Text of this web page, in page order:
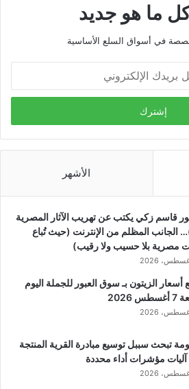
ما هو جديد
في أسواق السلع الأساسية
الأشهر
قاسم زكي يكتب عن تهريب الآثار المصرية
الجانب المظلم من الإنترنت (حيث تُباع
مصرية بلا حسيب ولا رقيب)
أسعار الزيتون بـ سوق العبور للجملة اليوم
2026
تبحث سببل توسيع مبادرة القرية المنتجة
مؤشرات أداء محددة